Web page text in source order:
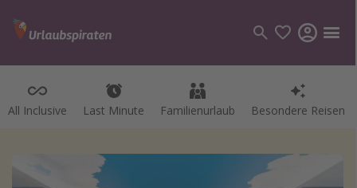
All Inclusive Last Minute Familienurlaub Besondere Reisen
Kategorien